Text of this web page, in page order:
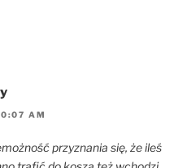
AM
przyznania się, że ileś